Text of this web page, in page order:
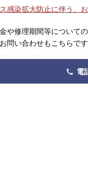
感染拡大防止に伴う、
や修理期間等について
問い合わせもこちらです
電